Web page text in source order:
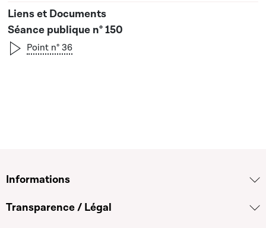
Séance publique n° 150
Point n° 36
Informations
Transparence / Légal